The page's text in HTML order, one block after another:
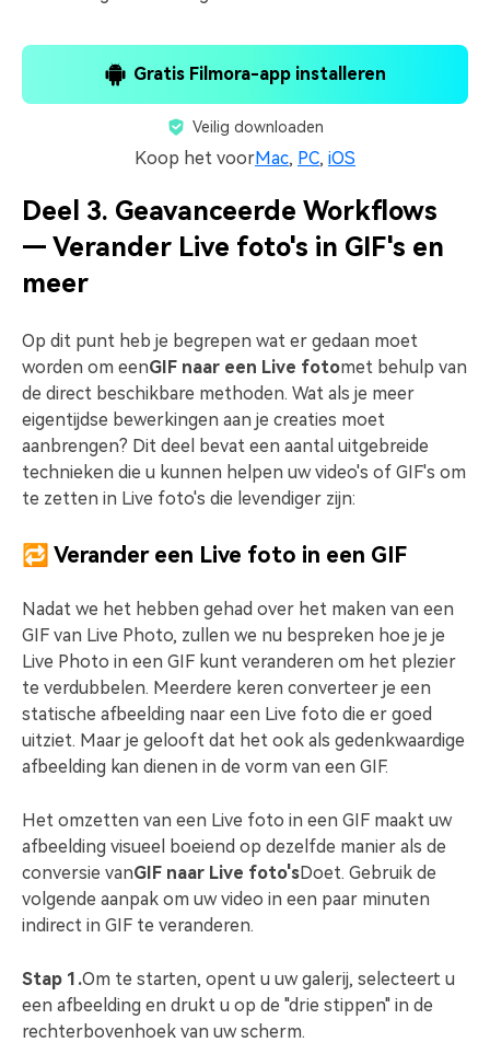
Gratis Filmora-app installeren
Veilig downloaden
Koop het voorMac, PC, iOS
Deel 3. Geavanceerde Workflows
— Verander Live foto's in GIF's en
meer
Op dit punt heb je begrepen wat er gedaan moet
worden om eenGIF naar een Live fotomet behulp van
de direct beschikbare methoden. Wat als je meer
eigentijdse bewerkingen aan je creaties moet
aanbrengen? Dit deel bevat een aantal uitgebreide
technieken die u kunnen helpen uw video's of GIF's om
te zetten in Live foto's die levendiger zijn:
🔁 Verander een Live foto in een GIF
Nadat we het hebben gehad over het maken van een
GIF van Live Photo, zullen we nu bespreken hoe je je
Live Photo in een GIF kunt veranderen om het plezier
te verdubbelen. Meerdere keren converteer je een
statische afbeelding naar een Live foto die er goed
uitziet. Maar je gelooft dat het ook als gedenkwaardige
afbeelding kan dienen in de vorm van een GIF.
Het omzetten van een Live foto in een GIF maakt uw
afbeelding visueel boeiend op dezelfde manier als de
conversie vanGIF naar Live foto'sDoet. Gebruik de
volgende aanpak om uw video in een paar minuten
indirect in GIF te veranderen.
Stap 1.Om te starten, opent u uw galerij, selecteert u
een afbeelding en drukt u op de "drie stippen" in de
rechterbovenhoek van uw scherm.